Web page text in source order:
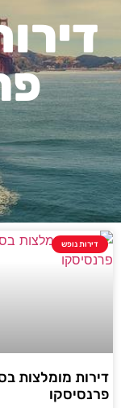
דירות נופש
דירות מומלצות
פרנסיסקו